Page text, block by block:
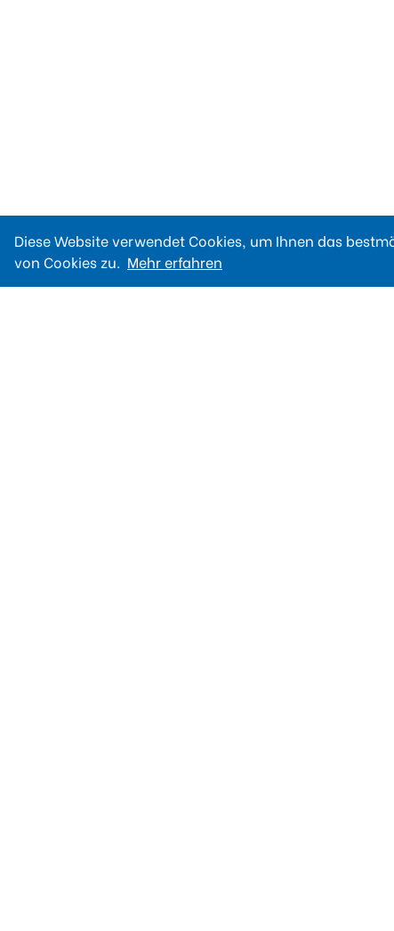
Diese Website verwendet Cookies, um Ihnen das
von Cookies zu. Mehr erfahren